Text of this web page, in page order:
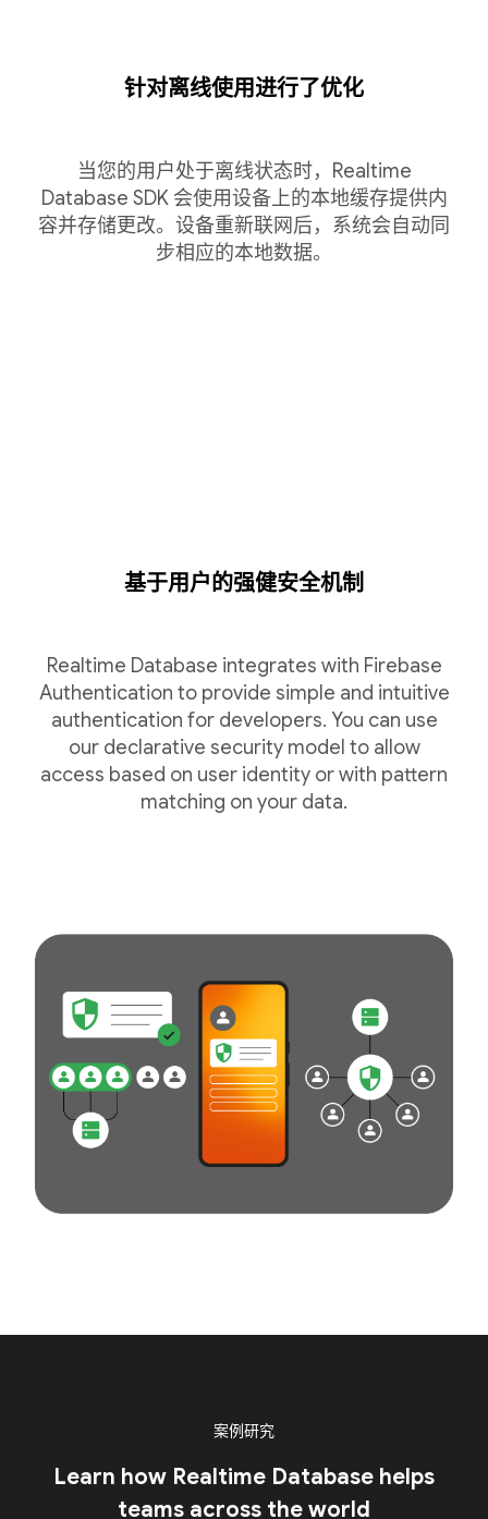
针对离线使用进行了优化
当您的用户处于离线状态时，Realtime
Database SDK 会使用设备上的本地缓存提供内
容并存储更改。设备重新联网后，系统会自动同
步相应的本地数据。
基于用户的强健安全机制
Realtime Database integrates with Firebase
Authentication to provide simple and intuitive
authentication for developers. You can use
our declarative security model to allow
access based on user identity or with pattern
matching on your data.
案例研究
Learn how Realtime Database helps
teams across the world